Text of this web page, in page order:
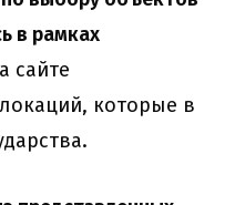
в рамках
сайте
которые в